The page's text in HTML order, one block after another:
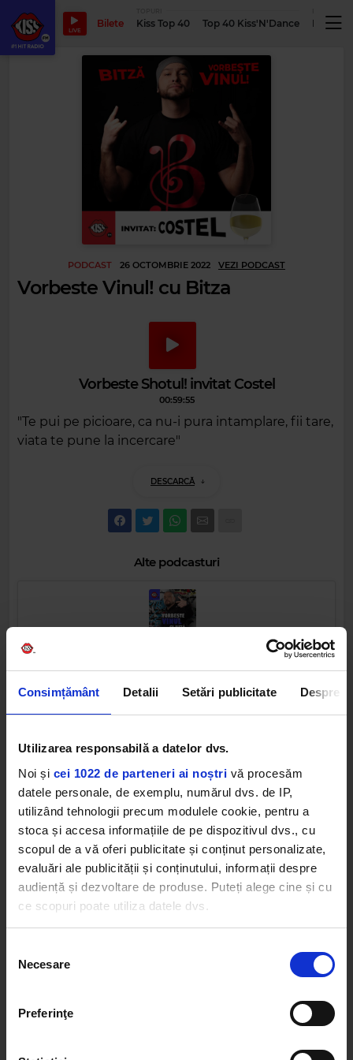
Consimțământ Detalii Setări publicitate Despre
Utilizarea responsabilă a datelor dvs.
Noi și cei 1022 de parteneri ai noștri vă procesăm
datele personale, de exemplu, numărul dvs. de IP,
utilizând tehnologii precum modulele cookie, pentru a
stoca și accesa informațiile de pe dispozitivul dvs., cu
scopul de a vă oferi publicitate și conținut personalizate,
evaluări ale publicității și conținutului, informații despre
audiență și dezvoltare de produse. Puteți alege cine și cu
ce scopuri poate utiliza datele dvs.
Să colectăm informațiile cu privire la locația dvs.
Să vă identificăm dispozitivul scanândul-l în mod
activ după caracteristici specifice (amprentare)
consimțământului
Necesare
Preferinţe
LIVE
Bilete Kiss Top 40 Top 40 Kiss'N'Dance
PODCAST 26 OCTOMBRIE 2022 VEZI PODCAST
Vorbeste Vinul! cu Bitza
Vorbeste Shotul! invitat Costel
00:59:55
"Te pui pe picioare, ca nu-i pura intamplare, fii tare,
viata te pune la incercare"
DESCARCĂ
Alte podcasturi
VIDEO
Vorbește vinul! cu Sore
VIDEO